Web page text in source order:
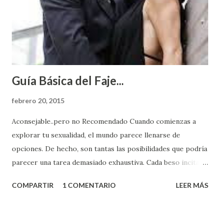
Guía Básica del Faje...
febrero 20, 2015
Aconsejable..pero no Recomendado Cuando comienzas a
explorar tu sexualidad, el mundo parece llenarse de
opciones. De hecho, son tantas las posibilidades que podría
parecer una tarea demasiado exhaustiva. Cada beso incita
partes de ti que jamás hubieras imaginado. El problema es
COMPARTIR 1 COMENTARIO LEER MÁS